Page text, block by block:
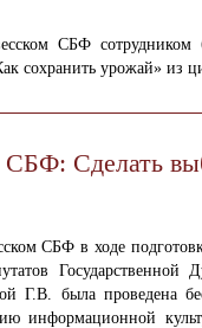
СБФ
сохранить урожай» из
СБФ: Сделать
СБФ в ходе
Государственной
Г.В. была проведена
информационной